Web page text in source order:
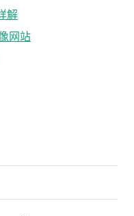
解
网站